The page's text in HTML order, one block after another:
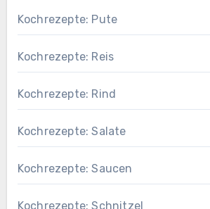
Kochrezepte: Pute
Kochrezepte: Reis
Kochrezepte: Rind
Kochrezepte: Salate
Kochrezepte: Saucen
Kochrezepte: Schnitzel